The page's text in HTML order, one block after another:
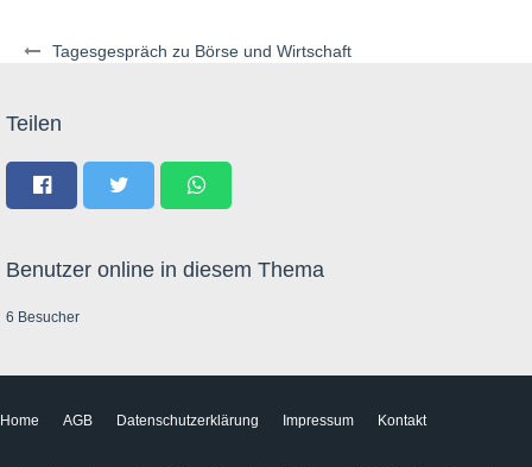
Tagesgespräch zu Börse und Wirtschaft
Teilen
Benutzer online in diesem Thema
6 Besucher
Home AGB Datenschutzerklärung Impressum Kontakt